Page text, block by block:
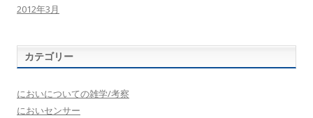
2012年3月
カテゴリー
においについての雑学/考察
においセンサー